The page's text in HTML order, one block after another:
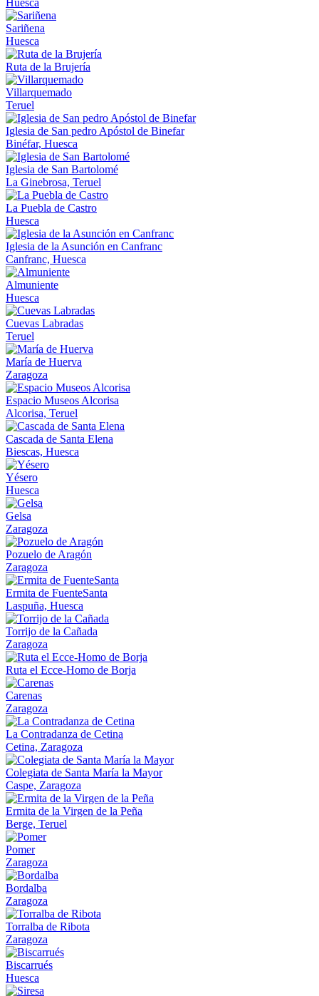
Sariñena
Huesca
Ruta de la Brujería
Villarquemado
Teruel
Iglesia de San pedro Apóstol de Binefar
Binéfar, Huesca
Iglesia de San Bartolomé
La Ginebrosa, Teruel
La Puebla de Castro
Huesca
Iglesia de la Asunción en Canfranc
Canfranc, Huesca
Almuniente
Huesca
Cuevas Labradas
Teruel
María de Huerva
Zaragoza
Espacio Museos Alcorisa
Alcorisa, Teruel
Cascada de Santa Elena
Biescas, Huesca
Yésero
Huesca
Gelsa
Zaragoza
Pozuelo de Aragón
Zaragoza
Ermita de FuenteSanta
Laspuña, Huesca
Torrijo de la Cañada
Zaragoza
Ruta el Ecce-Homo de Borja
Carenas
Zaragoza
La Contradanza de Cetina
Cetina, Zaragoza
Colegiata de Santa María la Mayor
Caspe, Zaragoza
Ermita de la Virgen de la Peña
Berge, Teruel
Pomer
Zaragoza
Bordalba
Zaragoza
Torralba de Ribota
Zaragoza
Biscarrués
Huesca